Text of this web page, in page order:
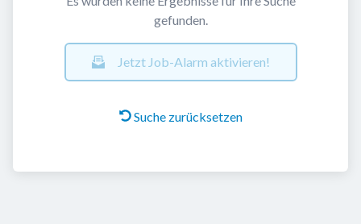
gefunden.
Jetzt Job-Alarm aktivieren!
Suche zurücksetzen